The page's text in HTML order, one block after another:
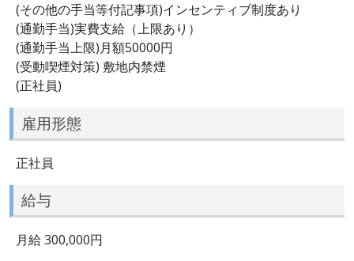
(その他の手当等付記事項)インセンティブ制度あり
(通勤手当)実費支給（上限あり）
(通勤手当上限)月額50000円
(受動喫煙対策) 敷地内禁煙
(正社員)
雇用形態
正社員
給与
月給 300,000円